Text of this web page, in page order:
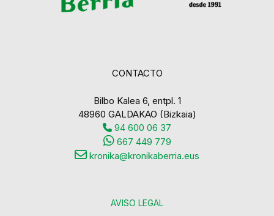
CONTACTO
Bilbo Kalea 6, entpl. 1
48960 GALDAKAO (Bizkaia)
94 600 06 37
667 449 779
kronika@kronikaberria.eus
AVISO LEGAL